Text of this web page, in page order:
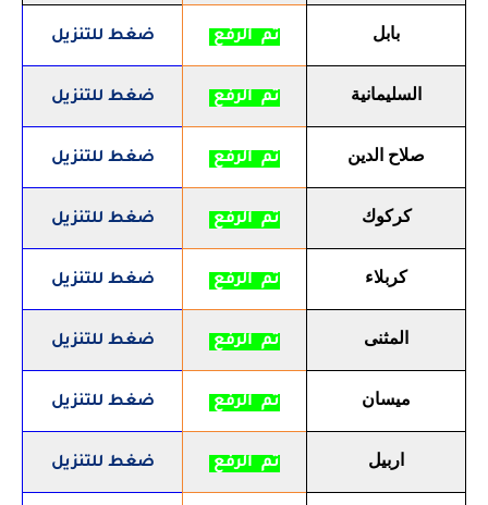
بابل تم الرفع ضغط للتنزيل
السليمانية تم الرفع ضغط للتنزيل
صلاح الدين تم الرفع ضغط للتنزيل
كركوك تم الرفع ضغط للتنزيل
كربلاء تم الرفع ضغط للتنزيل
المثنى تم الرفع ضغط للتنزيل
ميسان تم الرفع ضغط للتنزيل
اربيل تم الرفع ضغط للتنزيل